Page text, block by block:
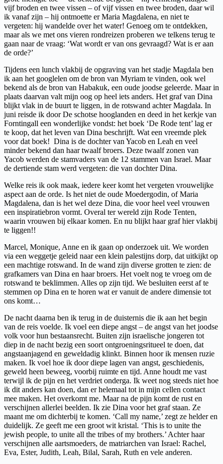
vijf broden en twee vissen – of vijf vissen en twee broden, daar wil
ik vanaf zijn – hij ontmoette er Maria Magdalena, en niet te
vergeten: hij wandelde over het water! Genoeg om te ontdekken,
maar als we met ons vieren rondreizen proberen we telkens terug te
gaan naar de vraag: ‘Wat wordt er van ons gevraagd? Wat is er aan
de orde?’
Tijdens een lunch vlakbij de opgraving van het stadje Magdala ben
ik aan het googlelen om de bron van Myriam te vinden, ook wel
bekend als de bron van Habakuk, een oude joodse geleerde. Maar in
plaats daarvan valt mijn oog op heel iets anders. Het graf van Dina
blijkt vlak in de buurt te liggen, in de rotswand achter Magdala. In
juni reisde ik door De schotse hooglanden en deed in het kerkje van
Forntingall een wonderlijke vondst: het boek ‘De Rode tent’ lag er
te koop, dat het leven van Dina beschrijft. Wat een vreemde plek
voor dat boek! Dina is de dochter van Yacob en Leah en veel
minder bekend dan haar twaalf broers. Deze twaalf zonen van
Yacob werden de stamvaders van de 12 stammen van Israel. Maar
de dertiende stam werd vergeten: die van dochter Dina.
Welke reis ik ook maak, iedere keer komt het vergeten vrouwelijke
aspect aan de orde. Is het niet de oude Moedergodin, of Maria
Magdalena, dan is het wel deze Dina, die voor heel veel vrouwen
een inspiratiebron vormt. Overal ter wereld zijn Rode Tenten,
waarin vrouwen bij elkaar komen. En nu blijkt haar graf hier vlakbij
te liggen!!
Marcel, Monique, Anne en ik gaan op onderzoek uit. We worden
via een weggetje geleid naar een klein palestijns dorp, dat uitkijkt op
een machtige rotswand. In de wand zijn diverse grotten te zien: de
grafkamers van Dina en haar broers. Het voelt nog te vroeg om de
rotswand te beklimmen. Alles op zijn tijd. We besluiten eerst af te
stemmen op Dina en te horen wat er vanuit de andere dimensie tot
ons komt…
De nacht daarna ben ik terug in de duisternis die ik aan het begin
van de reis voelde. Ik voel een diepe angst – de angst van het joodse
volk voor hun bestaansrecht. Buiten zijn israelische jongeren tot
diep in de nacht bezig een soort ontgroeningsritueel te doen, dat
angstaanjagend en geweldadig klinkt. Binnen hoor ik mensen ruzie
maken. Ik voel hoe ik door diepe lagen van angst, geschiedenis,
geweld heen beweeg, voorbij ruimte en tijd. Anne houdt me vast
terwijl ik de pijn en het verdriet onderga. Ik weet nog steeds niet hoe
ik dit anders kan doen, dan er helemaal tot in mijn cellen contact
mee maken. Het overkomt me. Maar na de pijn komt de rust en
verschijnen allerlei beelden. Ik zie Dina voor het graf staan. Ze
maant me om dichterbij te komen. ‘Call my name,’ zegt ze helder en
duidelijk. Ze geeft me een groot wit kristal. ‘This is to unite the
jewish people, to unite all the tribes of my brothers.’ Achter haar
verschijnen alle aartsmoeders, de matriarchen van Israel: Rachel,
Eva, Ester, Judith, Leah, Bilal, Sarah, Ruth en vele anderen.